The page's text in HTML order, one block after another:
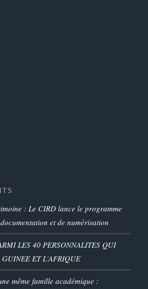
: Le CIRD lance le programme
et de numérisation
LES 40 PERSONNALITES QUI
ET L’AFRIQUE
même famille académique :